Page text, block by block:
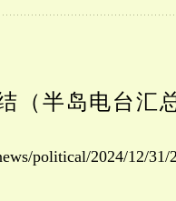
（半岛电台汇
political/2024/12/